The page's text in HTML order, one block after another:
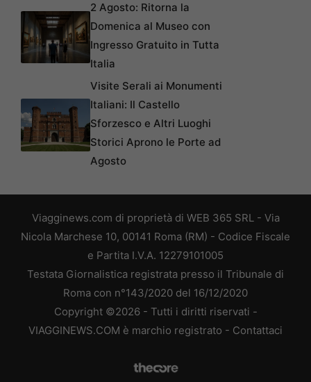
2 Agosto: Ritorna la
Domenica al Museo con
Ingresso Gratuito in Tutta
Italia
Visite Serali ai Monumenti
Italiani: Il Castello
Sforzesco e Altri Luoghi
Storici Aprono le Porte ad
Agosto
Viagginews.com di proprietà di WEB 365 SRL - Via
Nicola Marchese 10, 00141 Roma (RM) - Codice Fiscale
e Partita I.V.A. 12279101005
Testata Giornalistica registrata presso il Tribunale di
Roma con n°143/2020 del 16/12/2020
Copyright ©2026 - Tutti i diritti riservati -
VIAGGINEWS.COM è marchio registrato - Contattaci